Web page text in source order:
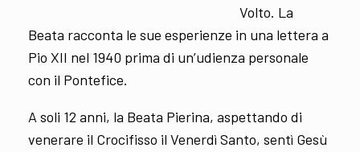
Volto. La
Beata racconta le sue esperienze in una lettera a
Pio XII nel 1940 prima di un’udienza personale
con il Pontefice.
A soli 12 anni, la Beata Pierina, aspettando di
venerare il Crocifisso il Venerdì Santo, sentì Gesù